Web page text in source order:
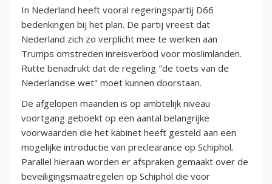
In Nederland heeft vooral regeringspartij D66
bedenkingen bij het plan. De partij vreest dat
Nederland zich zo verplicht mee te werken aan
Trumps omstreden inreisverbod voor moslimlanden.
Rutte benadrukt dat de regeling "de toets van de
Nederlandse wet" moet kunnen doorstaan.
De afgelopen maanden is op ambtelijk niveau
voortgang geboekt op een aantal belangrijke
voorwaarden die het kabinet heeft gesteld aan een
mogelijke introductie van preclearance op Schiphol.
Parallel hieraan worden er afspraken gemaakt over de
beveiligingsmaatregelen op Schiphol die voor